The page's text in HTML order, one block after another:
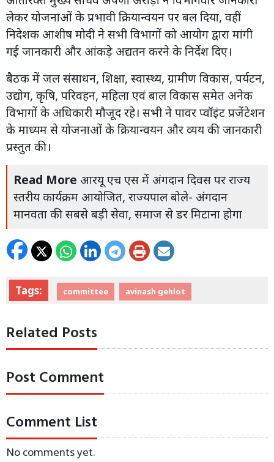
लेकर योजनाओं के प्रभावी क्रियान्वयन पर बल दिया, वहीं
निदेशक आशीष मोदी ने सभी विभागों को आयोग द्वारा मांगी
गई जानकारी और आंकड़े अद्यतन करने के निर्देश दिए।
बैठक में जल संसाधन, शिक्षा, स्वास्थ्य, ग्रामीण विकास, पर्यटन,
उद्योग, कृषि, परिवहन, महिला एवं बाल विकास समेत अनेक
विभागों के अधिकारी मौजूद रहे। सभी ने पावर प्वॉइंट प्रजेंटेशन
के माध्यम से योजनाओं के क्रियान्वयन और व्यय की जानकारी
प्रस्तुत की।
Read More आरयू एच एस में अंगदान दिवस पर राज्य
स्तरीय कार्यक्रम आयोजित, राज्यपाल बोले- अंगदान
मानवता की सबसे बड़ी सेवा, समाज से डर मिटाना होगा
Tags: committee avinash gehlot
Related Posts
Post Comment
Comment List
No comments yet.